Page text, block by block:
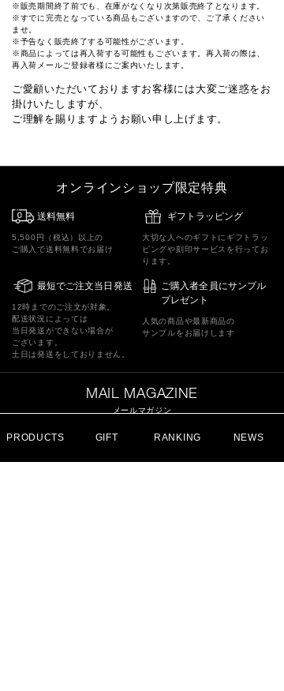
※販売期間終了前でも、在庫がなくなり次第販売終了となります。
※すでに完売となっている商品もございますので、ご了承ください
ませ。
※予告なく販売終了する可能性がございます。
※商品によっては再入荷する可能性もございます。再入荷の際は、
再入荷メールご登録者様にご案内いたします。
ご愛顧いただいておりますお客様には大変ご迷惑をお
掛けいたしますが、
ご理解を賜りますようお願い申し上げます。
PRODUCTS GIFT RANKING NEWS
オンラインショップ限定特典
送料無料
5,500円（税込）以上の
ご購入で送料無料でお届け
ギフトラッピング
大切な人へのギフトにギフトラッ
ピングや刻印サービスを行ってお
ります。
最短でご注文当日発送
12時までのご注文が対象。
配送状況によっては
当日発送ができない場合が
ございます。
土日は発送をしておりません。
ご購入者全員にサンプル
プレゼント
人気の商品や最新商品の
サンプルをお届けします
MAIL MAGAZINE
メールマガジン